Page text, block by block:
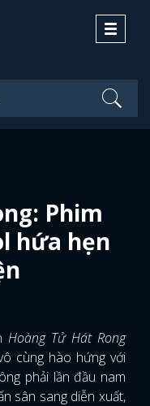
Toggle
Phim
hứa hẹn
Hoàng Tử Hát Rong
cùng hào hứng với
phải lần đầu nam
sân sang diễn xuất,